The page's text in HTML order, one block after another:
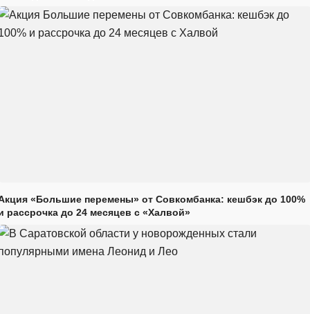
«Большие перемены» от Совкомбанка: кешбэк до 100%
рассрочка до 24 месяцев с «Халвой»